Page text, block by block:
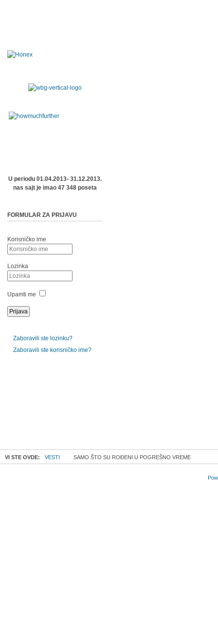
U periodu 01.04.2013- 31.12.2013.
nas sajt je imao 47 348 poseta
FORMULAR ZA PRIJAVU
Korisničko ime
Lozinka
Upamti me
Zaboravili ste lozinku?
Zaboravili ste korisničko ime?
VI STE OVDE: VESTI SAMO ŠTO SU ROĐENI U POGREŠNO VREME